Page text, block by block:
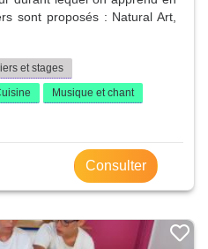
sont proposés : Natural Art,
et stages
Musique et chant
Consulter